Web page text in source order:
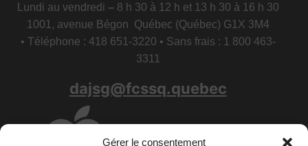
Gérer le consentement
Lundi au vendredi – 8 h 30 à 12 h et 13 h 30 à 16 h 30
1001, avenue Bégon Québec (Québec) G1X 3M4
• Téléphone : 418 651-3220 • Sans frais : 1 800 463-
3311
dajsg@fcssq.quebec